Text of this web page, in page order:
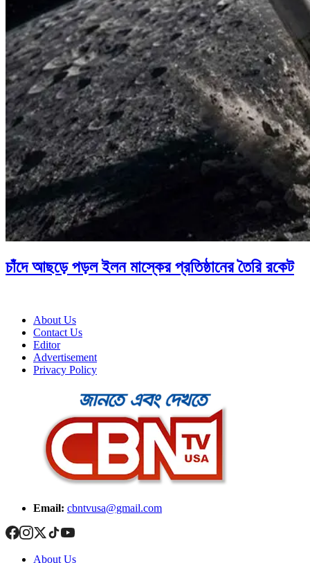
চাঁদে আছড়ে পড়ল ইলন মাস্কের প্রতিষ্ঠানের তৈরি রকেট
About Us
Contact Us
Editor
Advertisement
Privacy Policy
Email: cbntvusa@gmail.com
About Us